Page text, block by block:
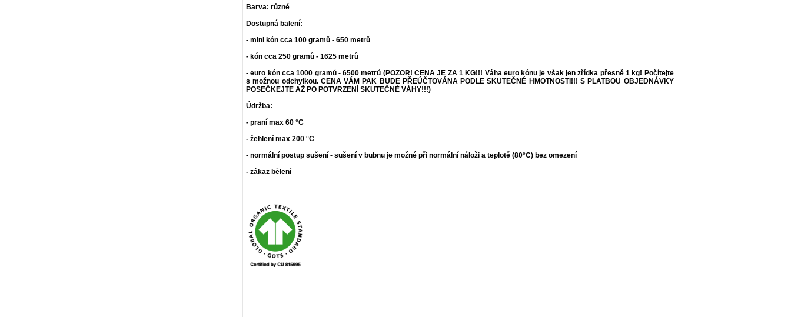
Barva: různé
Dostupná balení:
- mini kón cca 100 gramů - 650 metrů
- kón cca 250 gramů - 1625 metrů
- euro kón cca 1000 gramů - 6500 metrů (POZOR! CENA JE ZA 1 KG!!! Váha euro kónu je však jen zřídka přesně 1 kg! Počítejte
s možnou odchylkou. CENA VÁM PAK BUDE PŘEÚČTOVÁNA PODLE SKUTEČNÉ HMOTNOSTI!!! S PLATBOU OBJEDNÁVKY
POSEČKEJTE AŽ PO POTVRZENÍ SKUTEČNÉ VÁHY!!!)
Údržba:
- praní max 60 °C
- žehlení max 200 °C
- normální postup sušení - sušení v bubnu je možné při normální náloži a teplotě (80°C) bez omezení
- zákaz bělení